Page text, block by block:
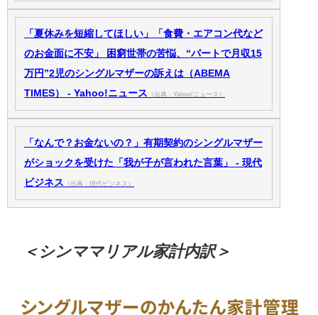
「夏休みを短縮してほしい」「食費・エアコン代など
のお金面に不安」 困窮世帯の苦悩、“パートで月収15
万円”2児のシングルマザーの訴えは（ABEMA
TIMES） - Yahoo!ニュース
（出典：Yahoo!ニュース）
「なんで？お金ないの？」有期契約のシングルマザー
がショックを受けた「我が子が言われた言葉」 - 現代
ビジネス
（出典：現代ビジネス）
＜シンママリアル家計内訳＞